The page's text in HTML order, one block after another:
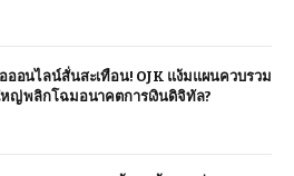
ออนไลน์สั่นสะเทือน! OJK แง้มแผนควบรวม
ญ่ พลิกโฉมอนาคตการเงินดิจิทัล?